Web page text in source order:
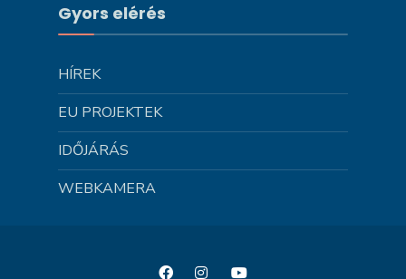
Gyors elérés
HÍREK
EU PROJEKTEK
IDŐJÁRÁS
WEBKAMERA